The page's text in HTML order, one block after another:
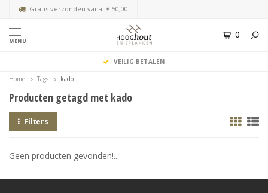
Gratis verzonden vanaf € 50,00
MENU
0
VEILIG BETALEN
Home Tags kado
Producten getagd met kado
Filters
Geen producten gevonden!...